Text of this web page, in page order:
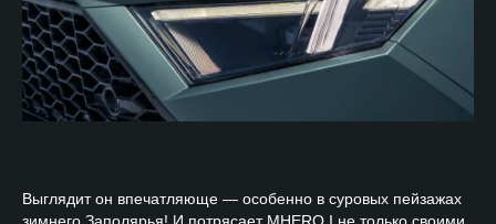
Выглядит он впечатляюще — особенно в суровых пейзажах